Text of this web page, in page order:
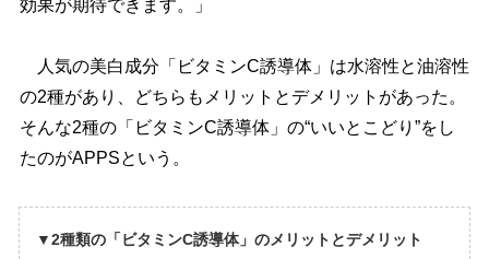
効果が期待できます。」
人気の美白成分「ビタミンC誘導体」は水溶性と油溶性
の2種があり、どちらもメリットとデメリットがあった。
そんな2種の「ビタミンC誘導体」の“いいとこどり”をし
たのがAPPSという。
▼2種類の「ビタミンC誘導体」のメリットとデメリット